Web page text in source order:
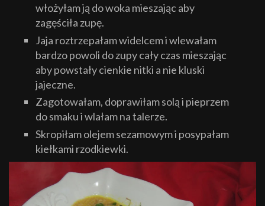
włożyłam ją do woka mieszając aby
zagęściła zupę.
Jaja roztrzepałam widelcem i wlewałam
bardzo powoli do zupy cały czas mieszając
aby powstały cienkie nitki a nie kluski
jajeczne.
Zagotowałam, doprawiłam solą i pieprzem
do smaku i wlałam na talerze.
Skropiłam olejem sezamowym i posypałam
kiełkami rzodkiewki.